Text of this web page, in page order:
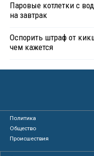
Паровые котлетки с
на завтрак
Оспорить штраф от
чем кажется
Политика
Общество
Происшествия